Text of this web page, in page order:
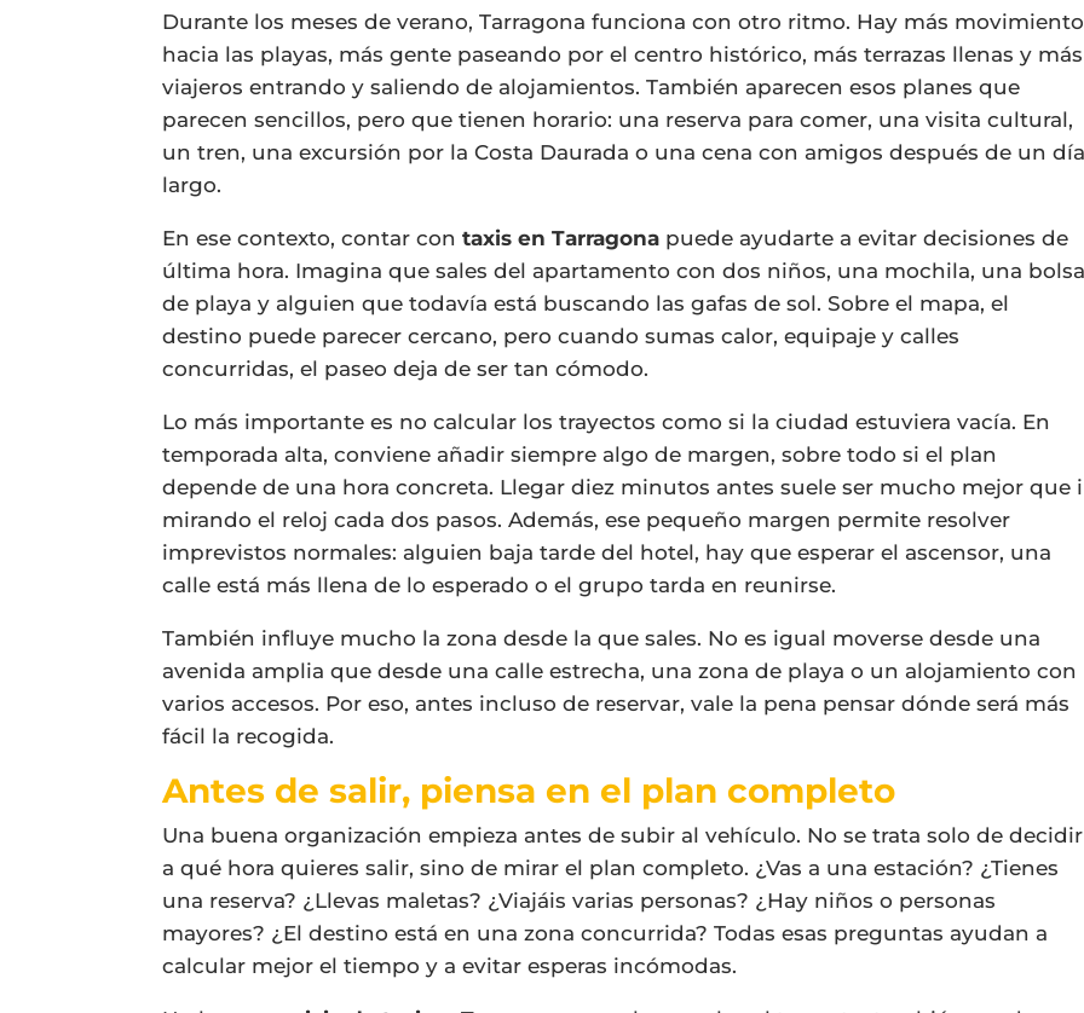
Durante los meses de verano, Tarragona funciona con otro ritmo. Hay más movimiento
hacia las playas, más gente paseando por el centro histórico, más terrazas llenas y más
viajeros entrando y saliendo de alojamientos. También aparecen esos planes que
parecen sencillos, pero que tienen horario: una reserva para comer, una visita cultural,
un tren, una excursión por la Costa Daurada o una cena con amigos después de un
largo.
En ese contexto, contar contaxis en Tarragona puede ayudarte a evitar decisiones de
última hora. Imagina que sales del apartamento con dos niños, una mochila, una
de playa y alguien que todavía está buscando las gafas de sol. Sobre el mapa, el
destino puede parecer cercano, pero cuando sumas calor, equipaje y calles
concurridas, el paseo deja de ser tan cómodo.
Lo más importante es no calcular los trayectos como si la ciudad estuviera vacía. En
temporada alta, conviene añadir siempre algo de margen, sobre todo si el plan
depende de una hora concreta. Llegar diez minutos antes suele ser mucho mejor que
mirando el reloj cada dos pasos. Además, ese pequeño margen permite resolver
imprevistos normales: alguien baja tarde del hotel, hay que esperar el ascensor, una
calle está más llena de lo esperado o el grupo tarda en reunirse.
También influye mucho la zona desde la que sales. No es igual moverse desde una
avenida amplia que desde una calle estrecha, una zona de playa o un alojamiento con
varios accesos. Por eso, antes incluso de reservar, vale la pena pensar dónde será más
fácil la recogida.
Antes de salir, piensa en el plan completo
Una buena organización empieza antes de subir al vehículo. No se trata solo de decidir
a qué hora quieres salir, sino de mirar el plan completo. ¿Vas a una estación? ¿Tienes
una reserva? ¿Llevas maletas? ¿Viajáis varias personas? ¿Hay niños o personas
mayores? ¿El destino está en una zona concurrida? Todas esas preguntas ayudan a
calcular mejor el tiempo y a evitar esperas incómodas.